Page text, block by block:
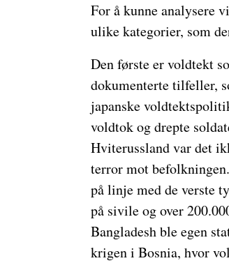
For å kunne analysere
ulike kategorier, som
Den første er voldtekt
dokumenterte tilfeller,
japanske
voldtok og drepte
Hviterussland var det
terror mot
på linje med de verste
på sivile og over
Bangladesh ble egen
krigen i Bosnia, hvor